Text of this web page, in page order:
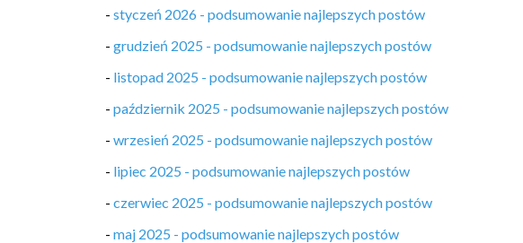
- styczeń 2026 - podsumowanie najlepszych postów
- grudzień 2025 - podsumowanie najlepszych postów
- listopad 2025 - podsumowanie najlepszych postów
- październik 2025 - podsumowanie najlepszych postów
- wrzesień 2025 - podsumowanie najlepszych postów
- lipiec 2025 - podsumowanie najlepszych postów
- czerwiec 2025 - podsumowanie najlepszych postów
- maj 2025 - podsumowanie najlepszych postów